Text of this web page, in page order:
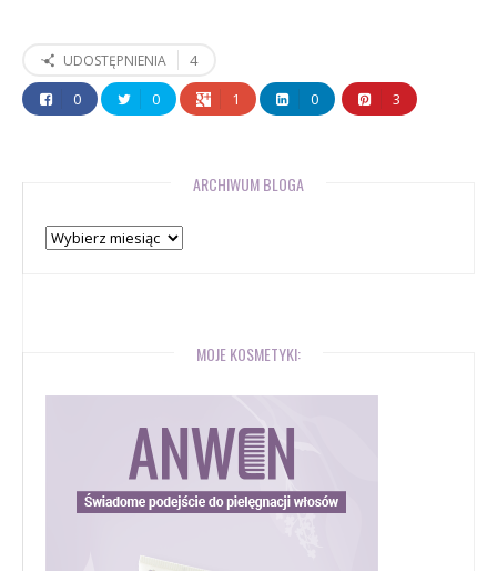
UDOSTĘPNIENIA
4
0
0 1 0 3
ARCHIWUM BLOGA
Archiwum
MOJE KOSMETYKI: